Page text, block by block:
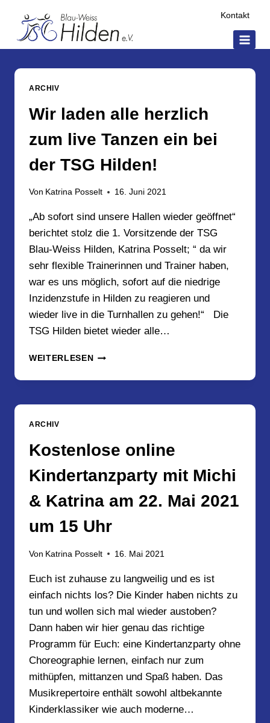
Inhalt
springen
Kontakt
ARCHIV
Wir laden alle herzlich
zum live Tanzen ein bei
der TSG Hilden!
Von Katrina Posselt 16. Juni 2021
„Ab sofort sind unsere Hallen wieder geöffnet“
berichtet stolz die 1. Vorsitzende der TSG
Blau-Weiss Hilden, Katrina Posselt; “ da wir
sehr flexible Trainerinnen und Trainer haben,
war es uns möglich, sofort auf die niedrige
Inzidenzstufe in Hilden zu reagieren und
wieder live in die Turnhallen zu gehen!“ Die
TSG Hilden bietet wieder alle…
WEITERLESENWIR
ALLE
ZUM
BEI
TSG
ARCHIV
Kostenlose online
Kindertanzparty mit Michi
& Katrina am 22. Mai 2021
um 15 Uhr
Von Katrina Posselt 16. Mai 2021
Euch ist zuhause zu langweilig und es ist
einfach nichts los? Die Kinder haben nichts zu
tun und wollen sich mal wieder austoben?
Dann haben wir hier genau das richtige
Programm für Euch: eine Kindertanzparty ohne
Choreographie lernen, einfach nur zum
mithüpfen, mittanzen und Spaß haben. Das
Musikrepertoire enthält sowohl altbekannte
Kinderklassiker wie auch moderne…